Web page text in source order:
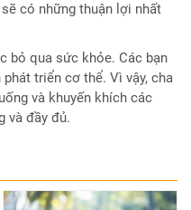
có những thuận lợi nhất
bỏ qua sức khỏe. Các bạn
triển cơ thể. Vì vậy, cha
và khuyến khích các
và đầy đủ.